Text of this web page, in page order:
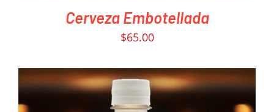
Cerveza Embotellada
$65.00